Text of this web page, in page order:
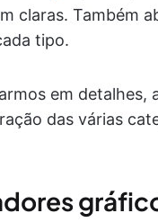
claras. Também
tipo.
em detalhes,
das várias